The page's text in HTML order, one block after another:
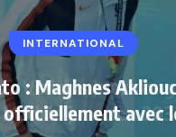
INTERNATIONAL
: Maghnes
officiellement avec